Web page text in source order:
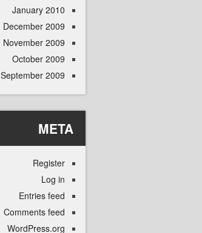
January 2010
December 2009
November 2009
October 2009
September 2009
META
Register
Log in
Entries feed
Comments feed
WordPress.org